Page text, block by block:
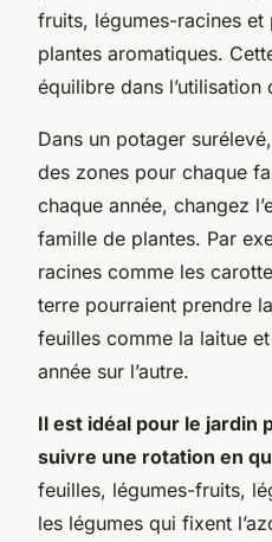
fruits, légumes-racines
plantes aromatiques.
équilibre dans
Dans un potager
des zones pour chaque
chaque année, changez
famille de plantes. Par
racines comme les
terre pourraient prendre
feuilles comme la laitue
année sur l’autre.
Il est idéal pour le jardin
suivre une rotation en
feuilles, légumes-fruits,
les légumes qui fixent